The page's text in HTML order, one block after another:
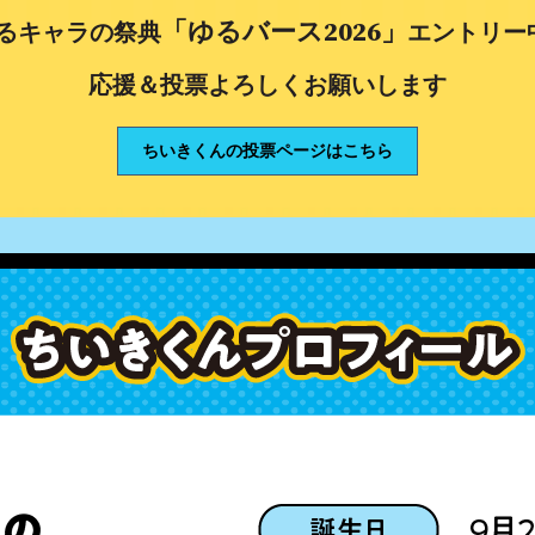
キャラの祭典 「ゆるバース2026」 エントリー
応援＆投票よろしくお願いします
ちいきくんの投票ページはこちら